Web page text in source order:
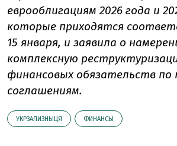
еврооблигациям 2026 года и
которые приходятся
15 января, и заявила о
комплексную
финансовых обязательств
соглашениям.
УКРЗАЛИЗНЫЦЯ ФИНАНСЫ